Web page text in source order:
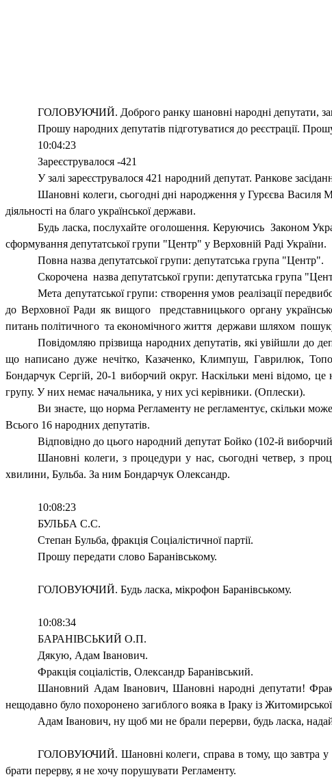
ГОЛОВУЮЧИЙ. Доброго ранку шановні народні депутати,
Прошу народних депутатів підготуватися до реєстрації.
10:04:23
Зареєструвалося -421
У залі зареєструвалося 421 народний депутат. Ранкове
Шановні колеги, сьогодні дні народження у Гурєєва
діяльності на благо української держави.
Будь ласка, послухайте оголошення. Керуючись Законом
сформування депутатської групи "Центр" у Верховній Раді України.
Повна назва депутатської групи: депутатська група "Центр".
Скорочена назва депутатської групи: депутатська група
Мета депутатської групи: створення умов реалізації
до Верховної Ради як вищого
представницького органу
питань політичного та економічного життя держави шляхом
Повідомляю прізвища народних депутатів, які увійшли до
що написано дуже нечітко, Казаченко, Климпуш, Гаврилюк,
Бондарчук Сергій, 20-1 виборчий округ. Наскільки мені відомо,
групу. У них немає начальника, у них усі керівники. (Оплески).
Ви знаєте, що норма Регламенту не регламентує, скільки
Всього 16 народних депутатів.
Відповідно до цього народний депутат Бойко (102-й
Шановні колеги, з процедури у нас, сьогодні четвер, з
хвилини, Бульба. За ним Бондарчук Олександр.
10:08:23
БУЛЬБА С.С.
Степан Бульба, фракція Соціалістичної партії.
Прошу передати слово Баранівському.
ГОЛОВУЮЧИЙ. Будь ласка, мікрофон Баранівському.
10:08:34
БАРАНІВСЬКИЙ О.П.
Дякую, Адам Іванович.
Фракція соціалістів, Олександр Баранівський.
Шановний Адам Іванович, Шановні народні депутати!
нещодавно було похоронено загиблого вояка в Іраку із
Адам Іванович, ну щоб ми не брали перерви, будь ласка,
ГОЛОВУЮЧИЙ. Шановні колеги, справа в тому, що завтра у
брати перерву, я не хочу порушувати Регламенту.